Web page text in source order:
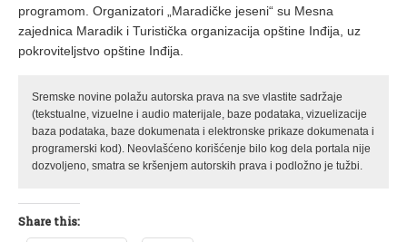
programom. Organizatori „Maradičke jeseni“ su Mesna
zajednica Maradik i Turistička organizacija opštine Inđija, uz
pokroviteljstvo opštine Inđija.
Sremske novine polažu autorska prava na sve vlastite sadržaje
(tekstualne, vizuelne i audio materijale, baze podataka, vizuelizacije
baza podataka, baze dokumenata i elektronske prikaze dokumenata i
programerski kod). Neovlašćeno korišćenje bilo kog dela portala nije
dozvoljeno, smatra se kršenjem autorskih prava i podložno je tužbi.
Share this: